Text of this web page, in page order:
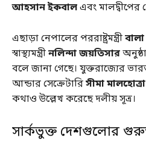
আহসান ইকবালএবং মালদ্বীপের
এছাড়া নেপালের পররাষ্ট্রমন্ত্রী
স্বাস্থ্যমন্ত্রীনলিন্দা জয়তিসার
বলে জানা গেছে। যুক্তরাজ্যের
আন্ডার সেক্রেটারিসীমা মালহোত্রা
কথাও উল্লেখ করেছে দলীয় সূত্র।
সার্কভুক্ত দেশগুলোর